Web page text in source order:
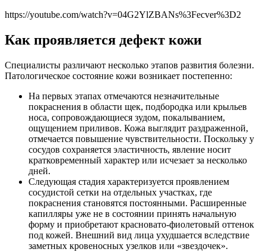
https://youtube.com/watch?v=04G2YlZBANs%3Fecver%3D2
Как проявляется дефект кожи
Специалисты различают несколько этапов развития болезни.
Патологическое состояние кожи возникает постепенно:
На первых этапах отмечаются незначительные
покраснения в области щек, подбородка или крыльев
носа, сопровождающиеся зудом, покалыванием,
ощущением приливов. Кожа выглядит раздраженной,
отмечается повышение чувствительности. Поскольку у
сосудов сохраняется эластичность, явление носит
кратковременный характер или исчезает за несколько
дней.
Следующая стадия характеризуется проявлением
сосудистой сетки на отдельных участках, где
покраснения становятся постоянными. Расширенные
капилляры уже не в состоянии принять начальную
форму и приобретают красновато-фиолетовый оттенок
под кожей. Внешний вид лица ухудшается вследствие
заметных кровеносных узелков или «звездочек».